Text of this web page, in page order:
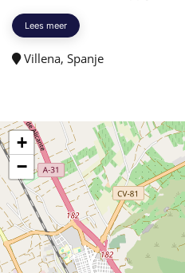
Lees meer
Villena, Spanje
+
−